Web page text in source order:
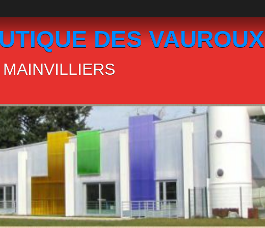
DES VAUROUX